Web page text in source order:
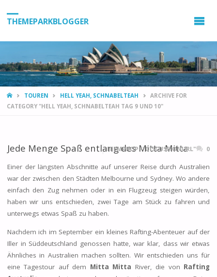
THEMEPARKBLOGGER
HOMETOUREN HELL YEAH, SCHNABELTEAH
ARCHIVE FOR
CATEGORY "HELL YEAH, SCHNABELTEAH TAG 9 UND 10"
Jede Menge Spaß entlang des Mitta Mitta
ITEMPROP="DISCUSSIONURL" 0
Einer der längsten Abschnitte auf unserer Reise durch Australien
war der zwischen den Städten Melbourne und Sydney. Wo andere
einfach den Zug nehmen oder in ein Flugzeug steigen würden,
haben wir uns entschieden, zwei Tage am Stück zu fahren und
unterwegs etwas Spaß zu haben.
Nachdem ich im September ein kleines Rafting-Abenteuer auf der
Iller in Süddeutschland genossen hatte, war klar, dass wir etwas
Ähnliches in Australien machen sollten. Wir entschieden uns für
eine Tagestour auf dem Mitta Mitta River, die von Rafting